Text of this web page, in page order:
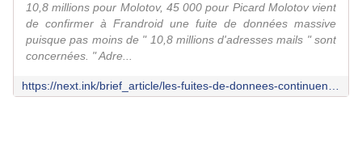
10,8 millions pour Molotov, 45 000 pour Picard Molotov vient
de confirmer à Frandroid une fuite de données massive
puisque pas moins de " 10,8 millions d'adresses mails " sont
concernées. " Adre...